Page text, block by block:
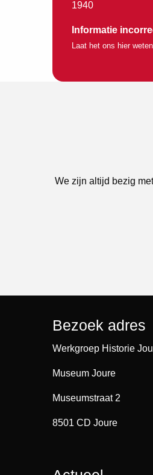
1940
Informatie
Laat het ons hier
We zijn altijd bezig
Bezoek adres
Werkgroep Historie
Museum Joure
Museumstraat 2
8501 CD Joure